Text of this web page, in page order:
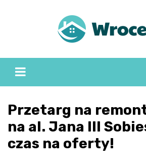
Przetarg na
na al. Jana III
czas na oferty!